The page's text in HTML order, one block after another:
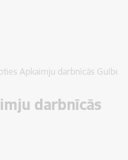
Apkaimju darbnīcās
darbnīcās